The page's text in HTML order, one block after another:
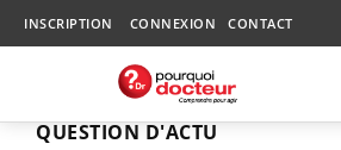
INSCRIPTION CONNEXION CONTACT
QUESTION D'ACTU